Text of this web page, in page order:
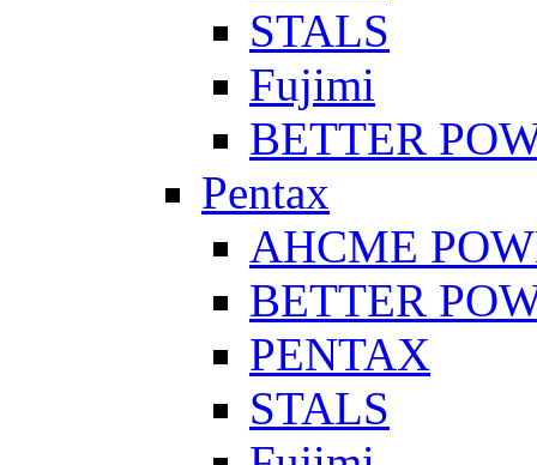
STALS
Fujimi
BETTER
Pentax
AHCME
BETTER
PENTAX
STALS